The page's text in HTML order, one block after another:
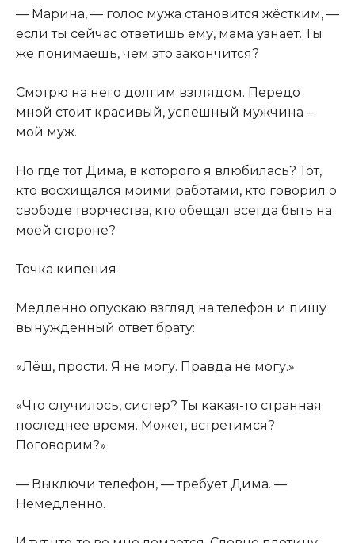
— Марина, — голос мужа становится жёстким, —
если ты сейчас ответишь ему, мама узнает. Ты
же понимаешь, чем это закончится?
Смотрю на него долгим взглядом. Передо
мной стоит красивый, успешный мужчина –
мой муж.
Но где тот Дима, в которого я влюбилась? Тот,
кто восхищался моими работами, кто говорил о
свободе творчества, кто обещал всегда быть на
моей стороне?
Точка кипения
Медленно опускаю взгляд на телефон и пишу
вынужденный ответ брату:
«Лёш, прости. Я не могу. Правда не могу.»
«Что случилось, систер? Ты какая-то странная
последнее время. Может, встретимся?
Поговорим?»
— Выключи телефон, — требует Дима. —
Немедленно.